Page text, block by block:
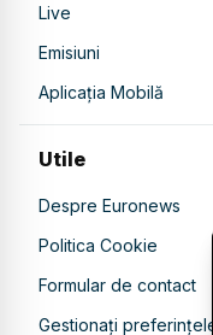
Live
Emisiuni
Aplicația Mobilă
Utile
Despre Euronews
Politica Cookie
Formular de contact
Gestionați preferințele